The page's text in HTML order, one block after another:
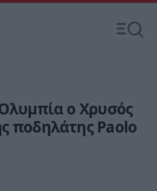
ο Χρυσός
ποδηλάτης Paolo